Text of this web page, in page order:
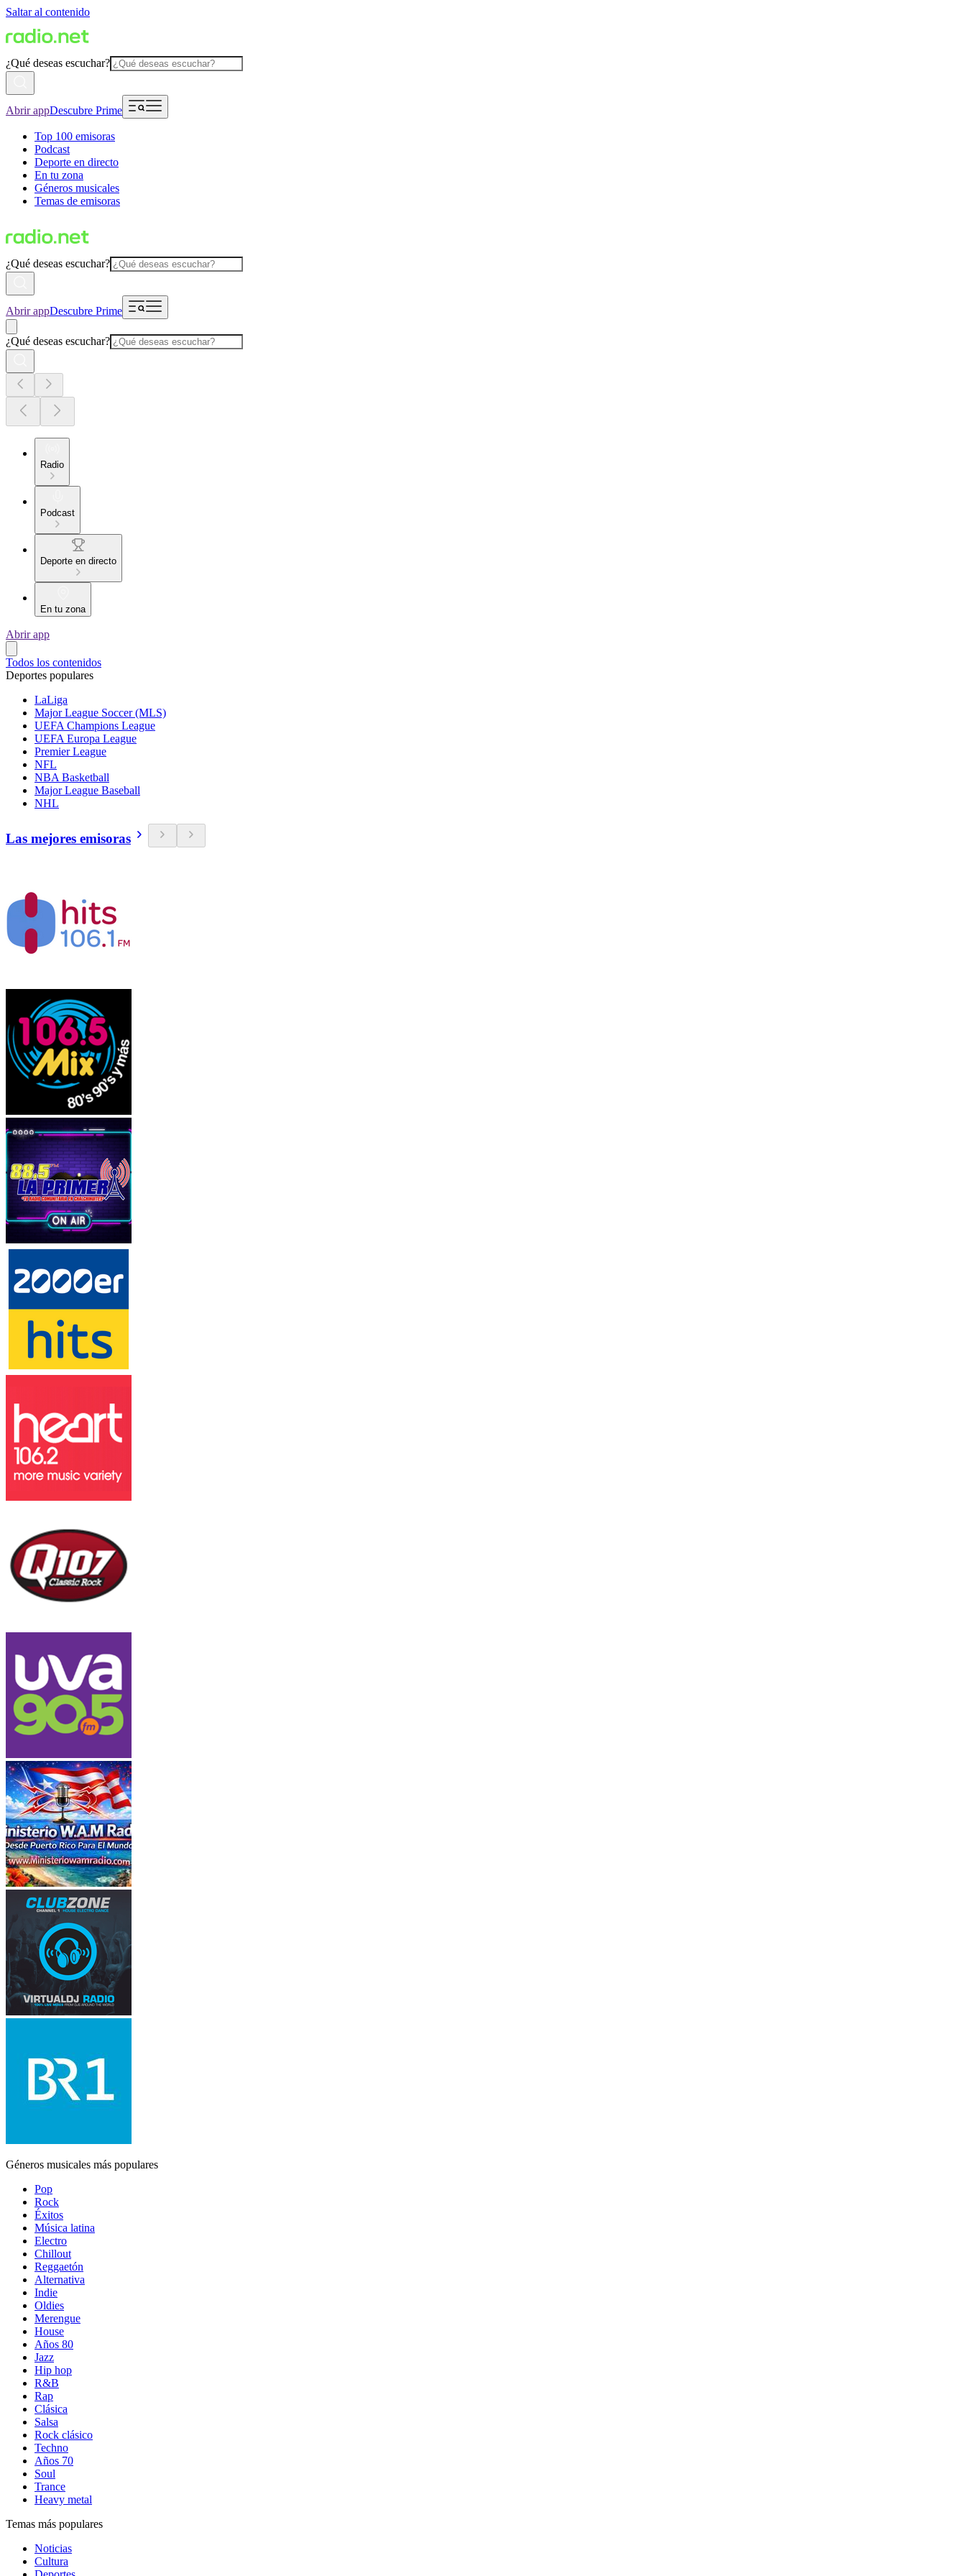
Saltar al contenido
¿Qué deseas escuchar?
Abrir appDescubre Prime
Top 100 emisoras
Podcast
Deporte en directo
En tu zona
Géneros musicales
Temas de emisoras
¿Qué deseas escuchar?
Abrir appDescubre Prime
¿Qué deseas escuchar?
Radio
Podcast
Deporte en directo
En tu zona
Abrir app
Todos los contenidos
Deportes populares
LaLiga
Major League Soccer (MLS)
UEFA Champions League
UEFA Europa League
Premier League
NFL
NBA Basketball
Major League Baseball
NHL
Las mejores emisoras
Géneros musicales más populares
Pop
Rock
Éxitos
Música latina
Electro
Chillout
Reggaetón
Alternativa
Indie
Oldies
Merengue
House
Años 80
Jazz
Hip hop
R&B
Rap
Clásica
Salsa
Rock clásico
Techno
Años 70
Soul
Trance
Heavy metal
Temas más populares
Noticias
Cultura